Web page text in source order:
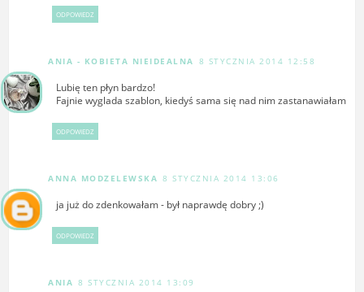
ODPOWIEDZ
ANIA - KOBIETA NIEIDEALNA 8 STYCZNIA 2014 12:58
Lubię ten płyn bardzo!
Fajnie wyglada szablon, kiedyś sama się nad nim zastanawiałam
ODPOWIEDZ
ANNA MODZELEWSKA 8 STYCZNIA 2014 13:06
ja już do zdenkowałam - był naprawdę dobry ;)
ODPOWIEDZ
ANIA 8 STYCZNIA 2014 13:09